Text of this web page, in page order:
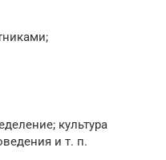
культура
и т. п.